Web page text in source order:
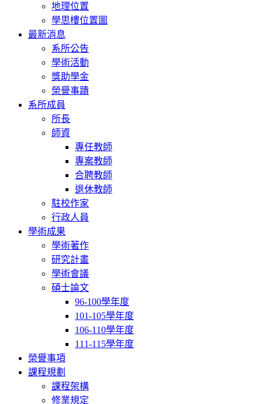
地理位置
學思樓位置圖
最新消息
系所公告
學術活動
獎助學金
榮譽事蹟
系所成員
所長
師資
專任教師
專案教師
合聘教師
退休教師
駐校作家
行政人員
學術成果
學術著作
研究計畫
學術會議
碩士論文
96-100學年度
101-105學年度
106-110學年度
111-115學年度
榮譽事項
課程規劃
課程架構
修業規定